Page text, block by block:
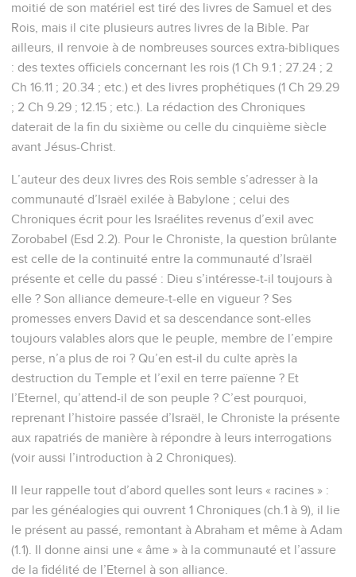
moitié de son matériel est tiré des livres de Samuel et des
Rois, mais il cite plusieurs autres livres de la Bible. Par
ailleurs, il renvoie à de nombreuses sources extra-bibliques
: des textes officiels concernant les rois (1 Ch 9.1 ; 27.24 ; 2
Ch 16.11 ; 20.34 ; etc.) et des livres prophétiques (1 Ch 29.29
; 2 Ch 9.29 ; 12.15 ; etc.). La rédaction des Chroniques
daterait de la fin du sixième ou celle du cinquième siècle
avant Jésus-Christ.
L’auteur des deux livres des Rois semble s’adresser à la
communauté d’Israël exilée à Babylone ; celui des
Chroniques écrit pour les Israélites revenus d’exil avec
Zorobabel (Esd 2.2). Pour le Chroniste, la question brûlante
est celle de la continuité entre la communauté d’Israël
présente et celle du passé : Dieu s’intéresse-t-il toujours à
elle ? Son alliance demeure-t-elle en vigueur ? Ses
promesses envers David et sa descendance sont-elles
toujours valables alors que le peuple, membre de l’empire
perse, n’a plus de roi ? Qu’en est-il du culte après la
destruction du Temple et l’exil en terre païenne ? Et
l’Eternel, qu’attend-il de son peuple ? C’est pourquoi,
reprenant l’histoire passée d’Israël, le Chroniste la présente
aux rapatriés de manière à répondre à leurs interrogations
(voir aussi l’introduction à 2 Chroniques).
Il leur rappelle tout d’abord quelles sont leurs « racines » :
par les généalogies qui ouvrent 1 Chroniques (ch.1 à 9), il lie
le présent au passé, remontant à Abraham et même à Adam
(1.1). Il donne ainsi une « âme » à la communauté et l’assure
de la fidélité de l’Eternel à son alliance.